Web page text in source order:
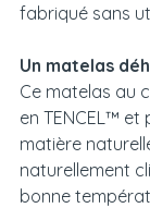
fabriqué sans
Un matelas
Ce matelas au
en TENCEL™
matière
naturellement
bonne